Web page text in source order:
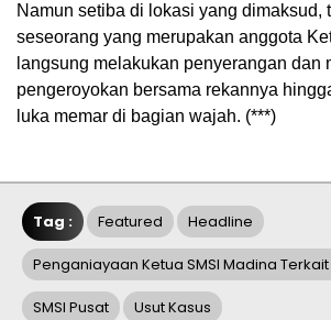
Namun setiba di lokasi yang dimaksud,
seseorang yang merupakan anggota
langsung melakukan penyerangan dan
pengeroyokan bersama rekannya
luka memar di bagian wajah. (***)
Tag : Featured Headline
Penganiayaan Ketua SMSI Madina
SMSI Pusat Usut Kasus